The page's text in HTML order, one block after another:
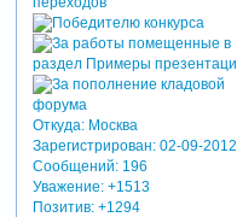
Откуда:Москва
Зарегистрирован: 02-09-2012
Сообщений:196
Уважение: +1513
Позитив: +1294